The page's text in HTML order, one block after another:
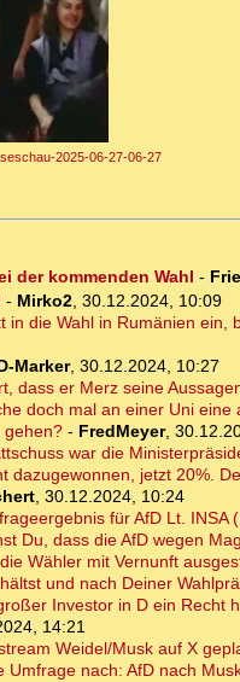
2025-06-27-06-27
der kommenden Wahl -
- Mirko2, 30.12.2024, 10:09
in die Wahl in Rumänien
Marker, 30.12.2024, 10:27
dass er Merz seine
doch mal an einer Uni
gehen? - FredMeyer,
war die
dazugewonnen, jetzt 20%.
, 30.12.2024, 10:24
für AfD Lt.
Du, dass die AfD wegen
Wähler mit Vernunft
und nach Deiner
Investor in D ein Recht
14:21
Weidel/Musk auf X
Umfrage nach: AfD nach